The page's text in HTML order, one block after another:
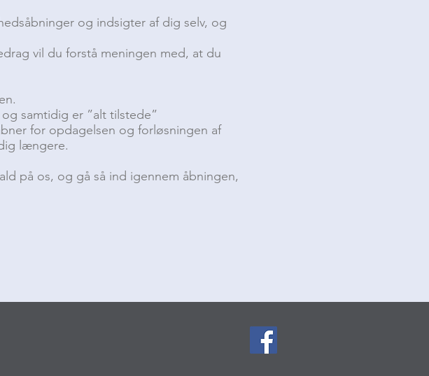
og indsigter af dig selv, og
vil du forstå meningen med, at du
samtidig er ”alt tilstede”
for opdagelsen og forløsningen af
længere.
på os, og gå så ind igennem åbningen,